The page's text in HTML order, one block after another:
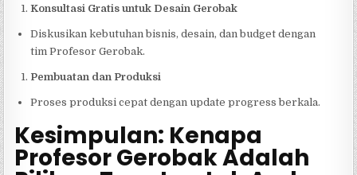
Konsultasi Gratis untuk Desain Gerobak
Diskusikan kebutuhan bisnis, desain, dan budget dengan
tim Profesor Gerobak.
Pembuatan dan Produksi
Proses produksi cepat dengan update progress berkala.
Kesimpulan: Kenapa
Profesor Gerobak Adalah